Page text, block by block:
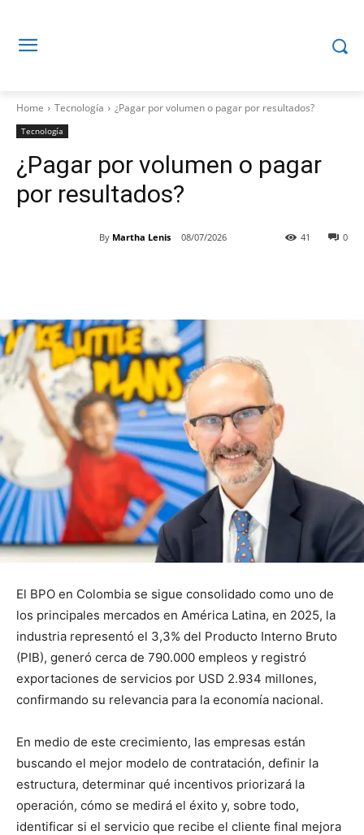
Home Tecnología ¿Pagar por volumen o pagar por resultados?
Tecnología
¿Pagar por volumen o pagar
por resultados?
By Martha Lenis 08/07/2026 0
41
El BPO en Colombia se sigue consolidado como uno de
los principales mercados en América Latina, en 2025, la
industria representó el 3,3% del Producto Interno Bruto
(PIB), generó cerca de 790.000 empleos y registró
exportaciones de servicios por USD 2.934 millones,
confirmando su relevancia para la economía nacional.
En medio de este crecimiento, las empresas están
buscando el mejor modelo de contratación, definir la
estructura, determinar qué incentivos priorizará la
operación, cómo se medirá el éxito y, sobre todo,
identificar si el servicio que recibe el cliente final mejora